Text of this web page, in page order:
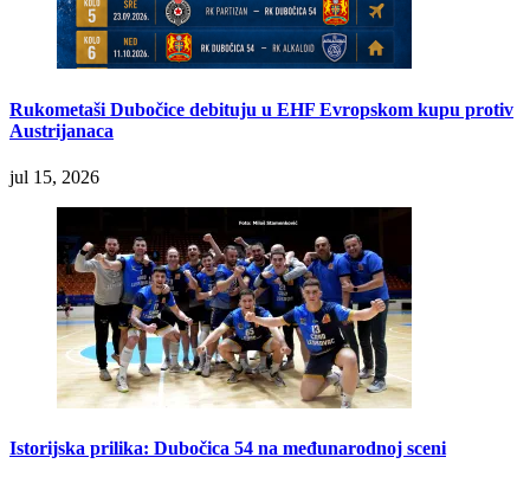
Rukometaši Dubočice debituju u EHF Evropskom kupu protiv
Austrijanaca
jul 15, 2026
Istorijska prilika: Dubočica 54 na međunarodnoj sceni